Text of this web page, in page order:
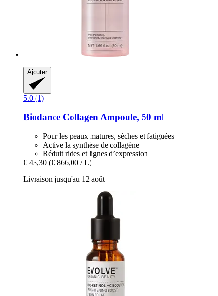
Ajouter
5.0 (1)
Biodance Collagen Ampoule, 50 ml
Pour les peaux matures, sèches et fatiguées
Active la synthèse de collagène
Réduit rides et lignes d’expression
€ 43,30 (€ 866,00 / L)
Livraison jusqu'au 12 août